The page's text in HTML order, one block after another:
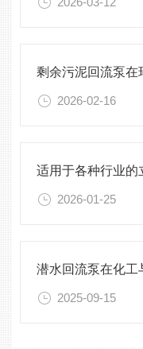
2026-02-16
2026-01-25
2025-09-15